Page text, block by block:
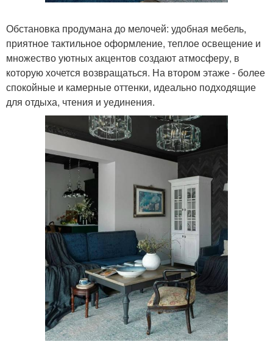
Обстановка продумана до мелочей: удобная мебель,
приятное тактильное оформление, теплое освещение и
множество уютных акцентов создают атмосферу, в
которую хочется возвращаться. На втором этаже - более
спокойные и камерные оттенки, идеально подходящие
для отдыха, чтения и уединения.